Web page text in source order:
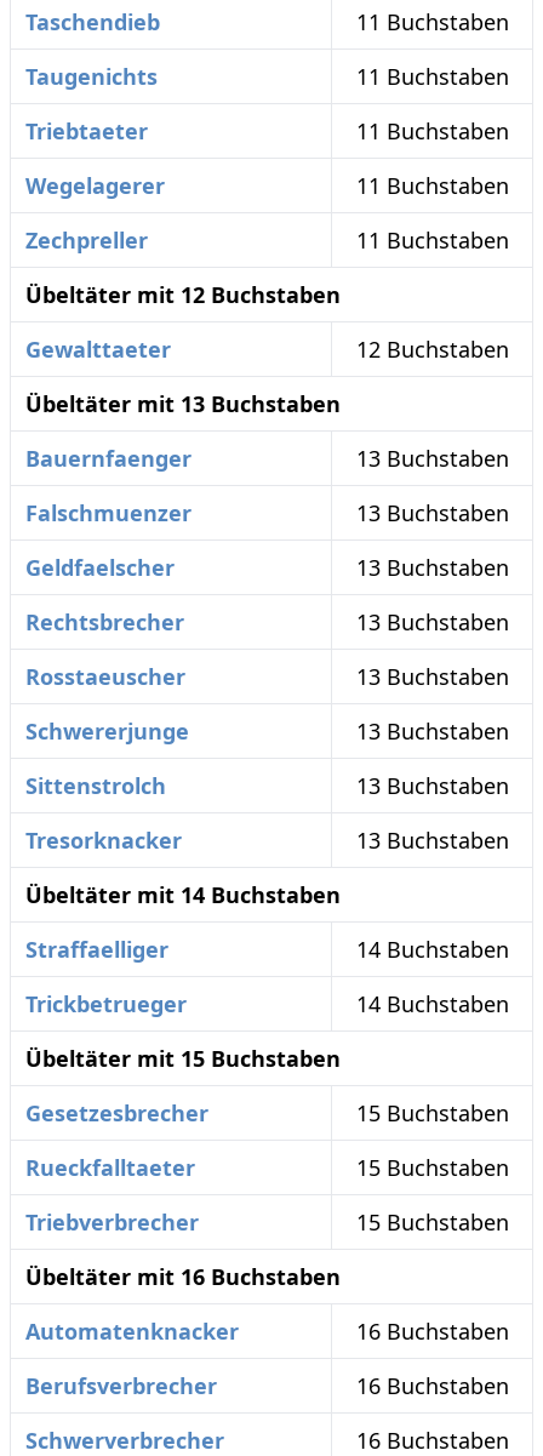
Taschendieb
11 Buchstaben
Taugenichts
11 Buchstaben
Triebtaeter
11 Buchstaben
Wegelagerer
11 Buchstaben
Zechpreller
11 Buchstaben
Übeltäter mit 12 Buchstaben
Gewalttaeter
12 Buchstaben
Übeltäter mit 13 Buchstaben
Bauernfaenger
13 Buchstaben
Falschmuenzer
13 Buchstaben
Geldfaelscher
13 Buchstaben
Rechtsbrecher
13 Buchstaben
Rosstaeuscher
13 Buchstaben
Schwererjunge
13 Buchstaben
Sittenstrolch
13 Buchstaben
Tresorknacker
13 Buchstaben
Übeltäter mit 14 Buchstaben
Straffaelliger
14 Buchstaben
Trickbetrueger
14 Buchstaben
Übeltäter mit 15 Buchstaben
Gesetzesbrecher
15 Buchstaben
Rueckfalltaeter
15 Buchstaben
Triebverbrecher
15 Buchstaben
Übeltäter mit 16 Buchstaben
Automatenknacker
16 Buchstaben
Berufsverbrecher
16 Buchstaben
Schwerverbrecher
16 Buchstaben